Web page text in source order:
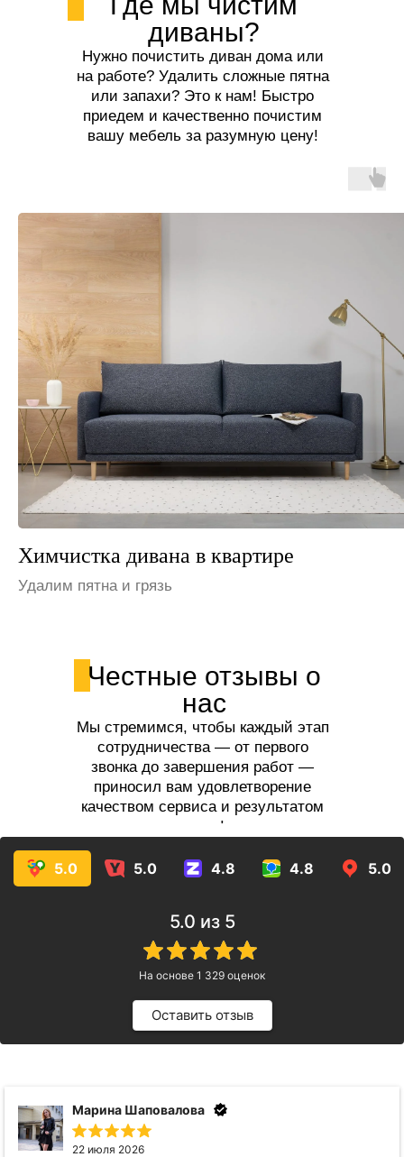
диваны?
Нужно почистить диван дома или
на работе? Удалить сложные пятна
или запахи? Это к нам! Быстро
приедем и качественно почистим
вашу мебель за разумную цену!
Химчистка дивана в офисе
Устраним неприятные запахи
Честные отзывы о
нас
Мы стремимся, чтобы каждый этап
сотрудничества — от первого
звонка до завершения работ —
приносил вам удовлетворение
качеством сервиса и результатом
услуг!
5.0 5.0 4.8 4.8 5.0
5.0 из 5
На основе 1 329 оценок
Оставить отзыв
Анна Видинеева
17 июля 2026